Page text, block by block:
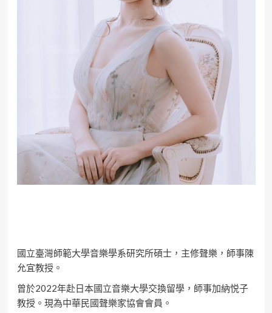
國立臺灣師範大學音樂學系研究所碩士，主修聲樂，師事陳
允宜教授。
曾於2022年赴日本國立音樂大學交換留學，師事加納悦子
教授。現為中華民國聲樂家協會會員。